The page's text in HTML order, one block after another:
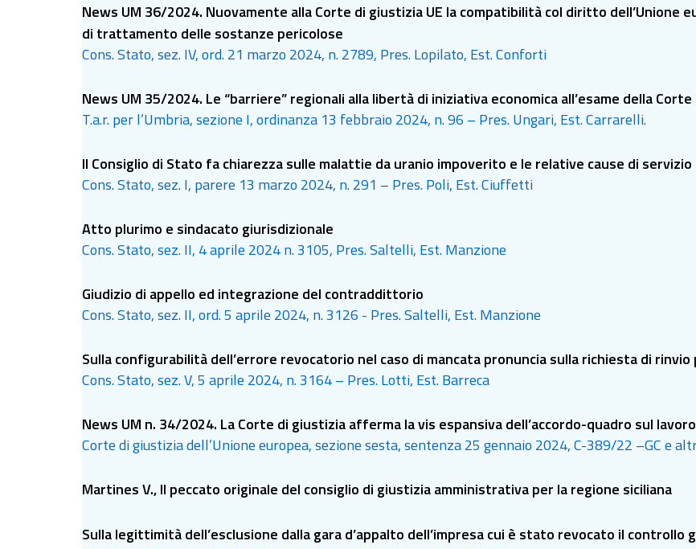
News UM 36/2024. Nuovamente alla Corte di giustizia UE la compatibilità col diritto dell’Unione
di trattamento delle sostanze pericolose
Cons. Stato, sez. IV, ord. 21 marzo 2024, n. 2789, Pres. Lopilato, Est. Conforti
News UM 35/2024. Le “barriere” regionali alla libertà di iniziativa economica all’esame della
T.a.r. per l’Umbria, sezione I, ordinanza 13 febbraio 2024, n. 96 – Pres. Ungari, Est. Carrarelli.
Il Consiglio di Stato fa chiarezza sulle malattie da uranio impoverito e le relative cause di servizio
Cons. Stato, sez. I, parere 13 marzo 2024, n. 291 – Pres. Poli, Est. Ciuffetti
Atto plurimo e sindacato giurisdizionale
Cons. Stato, sez. II, 4 aprile 2024 n. 3105, Pres. Saltelli, Est. Manzione
Giudizio di appello ed integrazione del contraddittorio
Cons. Stato, sez. II, ord. 5 aprile 2024, n. 3126 - Pres. Saltelli, Est. Manzione
Sulla configurabilità dell’errore revocatorio nel caso di mancata pronuncia sulla richiesta di
Cons. Stato, sez. V, 5 aprile 2024, n. 3164 – Pres. Lotti, Est. Barreca
News UM n. 34/2024. La Corte di giustizia afferma la vis espansiva dell’accordo-quadro sul
Corte di giustizia dell’Unione europea, sezione sesta, sentenza 25 gennaio 2024, C-389/22 –GC e
Martines V., Il peccato originale del consiglio di giustizia amministrativa per la regione siciliana
Sulla legittimità dell’esclusione dalla gara d’appalto dell’impresa cui è stato revocato il controllo